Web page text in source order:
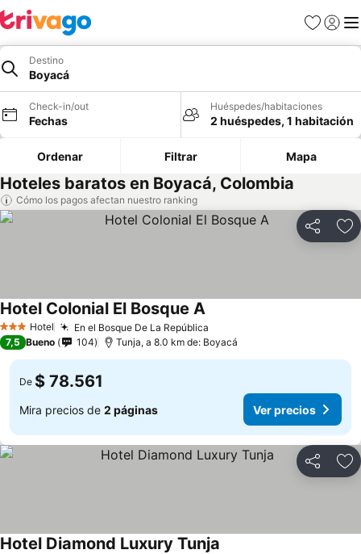
Favoritos
Iniciar
Destino
Boyacá
Check-in/out
Fechas
Huéspedes/habitaciones
2 huéspedes, 1 habitación
Ordenar Filtrar Mapa
Hoteles baratos en Boyacá, Colombia
Cómo los pagos afectan nuestro ranking
Compartir
3 Estrellas
Hotel En el Bosque De La República
Hotel Colonial El Bosque A
7,5 Bueno 104 Tunja, a 8.0 km de: Boyacá
De $ 78.561
Mira precios de 2 páginas Ver precios
Compartir
Hotel Diamond Luxury Tunja